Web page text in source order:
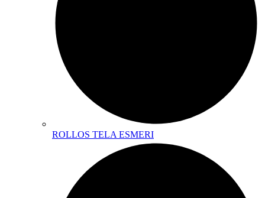
ROLLOS TELA ESMERI